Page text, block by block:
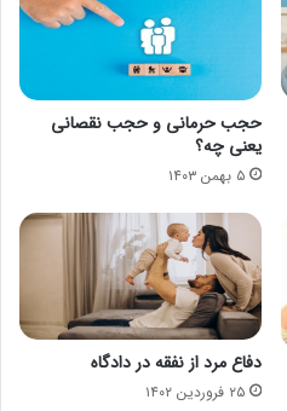
حجب حرمانی و حجب نقصانی
یعنی چه؟
۵ بهمن ۱۴۰۳
دفاع مرد از نفقه در دادگاه
۲۵ فروردین ۱۴۰۲